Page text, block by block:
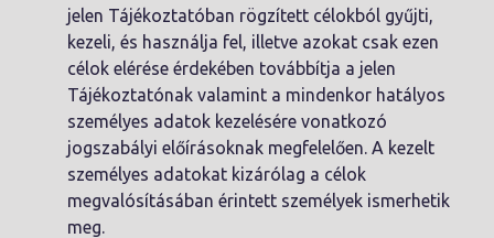
jelen Tájékoztatóban rögzített célokból gyűjti,
kezeli, és használja fel, illetve azokat csak ezen
célok elérése érdekében továbbítja a jelen
Tájékoztatónak valamint a mindenkor hatályos
személyes adatok kezelésére vonatkozó
jogszabályi előírásoknak megfelelően. A kezelt
személyes adatokat kizárólag a célok
megvalósításában érintett személyek ismerhetik
meg.